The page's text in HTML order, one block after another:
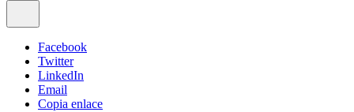
Facebook
Twitter
LinkedIn
Email
Copia enlace